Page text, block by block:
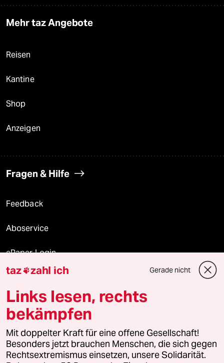
Mehr taz Angebote
Reisen
Kantine
Shop
Anzeigen
Fragen & Hilfe
Feedback
Aboservice
ePaper Login
Downloads für Abonnierende
© 2026 taz Verlags und Vertriebs GmbH
Alle Rechte vorbehalten. Bei rechtlichen Fragen oder für Genehmigungen
wenden Sie sich bitte an
lizenzen@taz.de
taz zahl ich Gerade nicht
Links lesen, rechts
bekämpfen
Mit doppelter Kraft für eine offene Gesellschaft!
Besonders jetzt brauchen Menschen, die sich gegen
Rechtsextremismus einsetzen, unsere Solidarität.